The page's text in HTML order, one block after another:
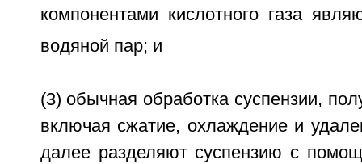
компонентами кислотного газа
водяной пар; и
(3) обычная обработка суспензии,
включая сжатие, охлаждение и
далее разделяют суспензию с